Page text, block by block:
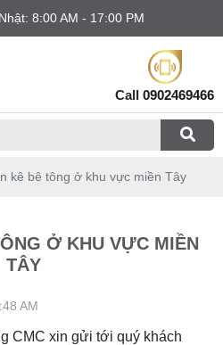
8:00 AM - 17:00 PM
Call 0902469466
kê bê tông ở khu vực miền Tây
Ở KHU VỰC MIỀN
TÂY
AM
CMC xin gửi tới quý khách